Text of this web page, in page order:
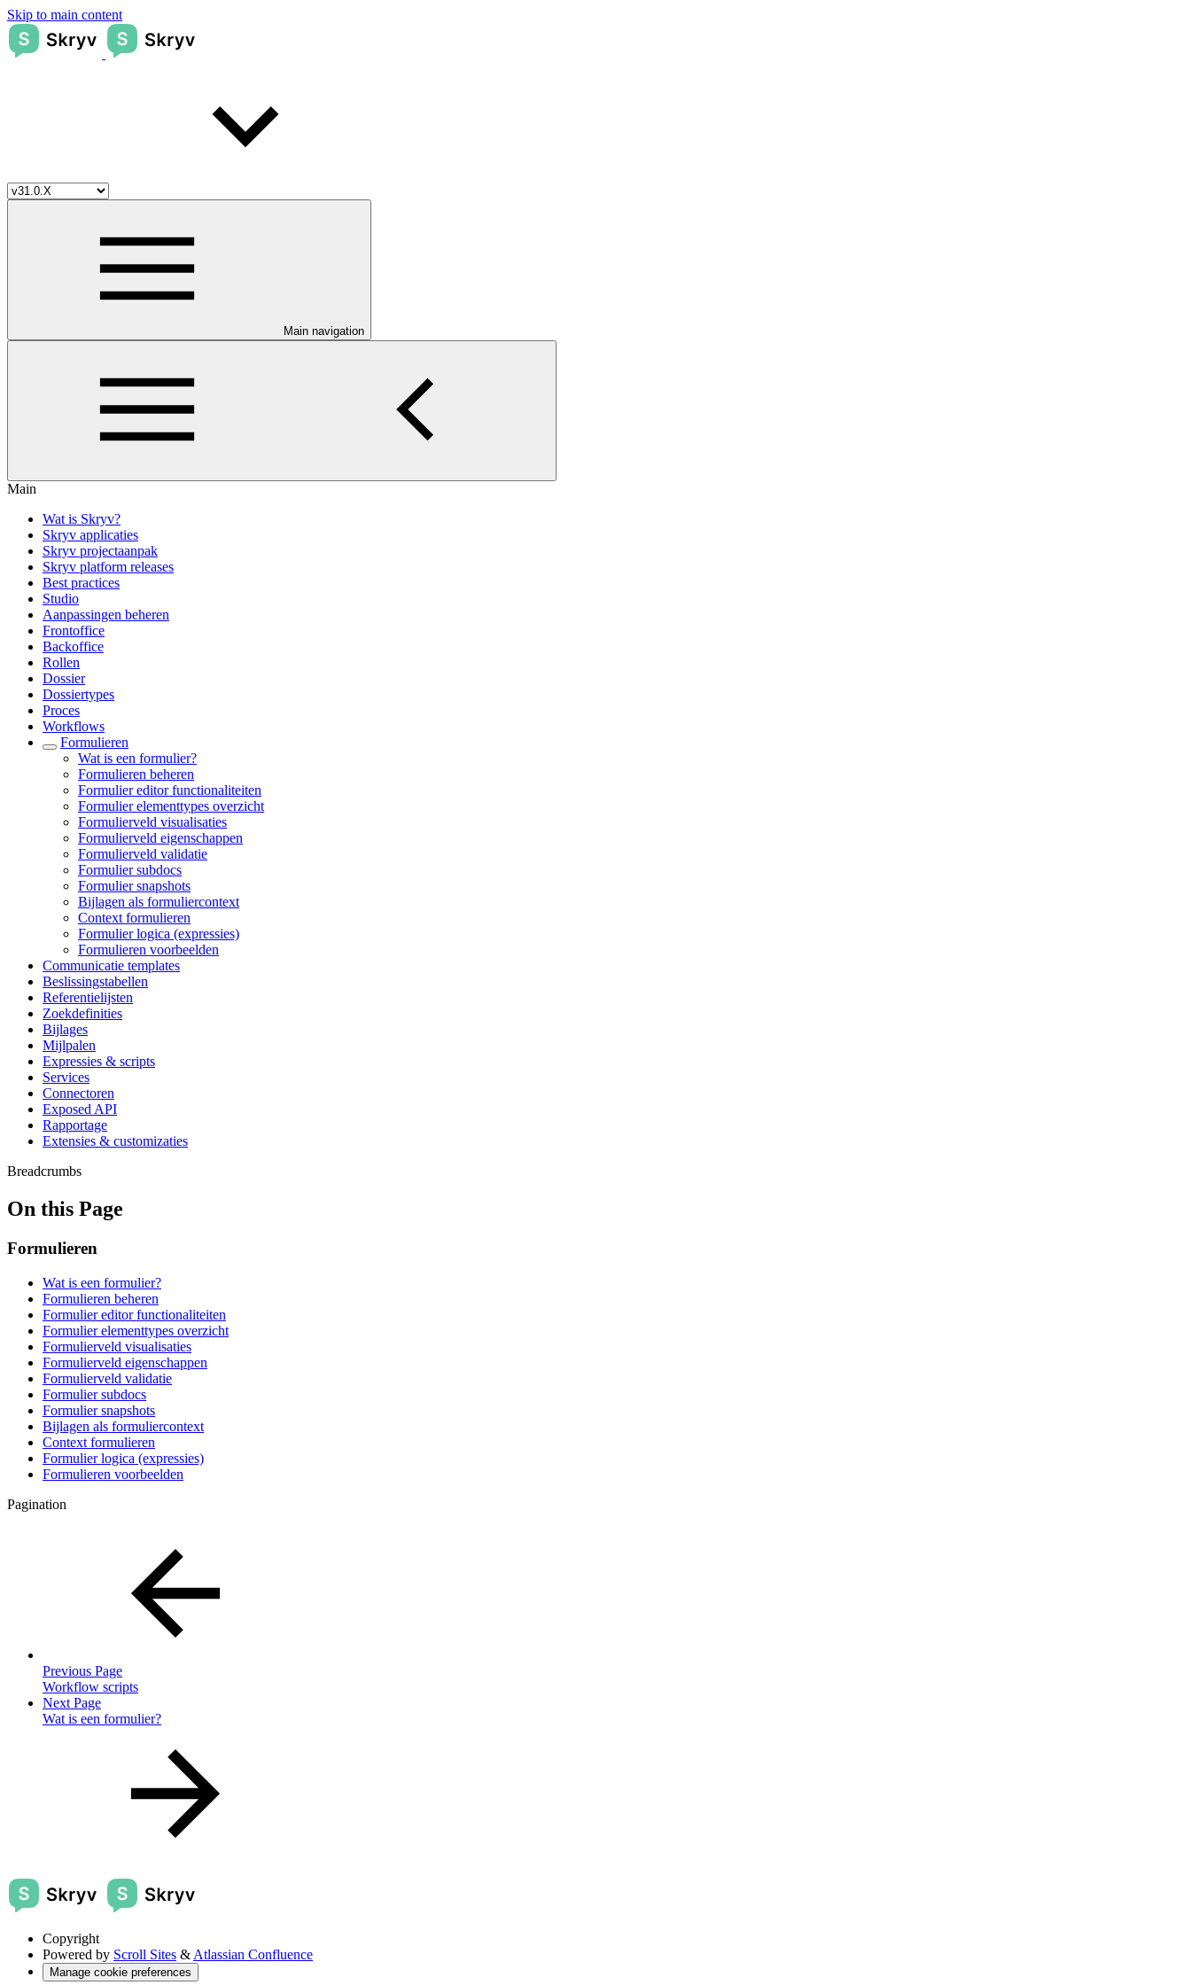
Skip to main content
Main navigation
Main
Wat is Skryv?
Skryv applicaties
Skryv projectaanpak
Skryv platform releases
Best practices
Studio
Aanpassingen beheren
Frontoffice
Backoffice
Rollen
Dossier
Dossiertypes
Proces
Workflows
Formulieren
Wat is een formulier?
Formulieren beheren
Formulier editor functionaliteiten
Formulier elementtypes overzicht
Formulierveld visualisaties
Formulierveld eigenschappen
Formulierveld validatie
Formulier subdocs
Formulier snapshots
Bijlagen als formuliercontext
Context formulieren
Formulier logica (expressies)
Formulieren voorbeelden
Communicatie templates
Beslissingstabellen
Referentielijsten
Zoekdefinities
Bijlages
Mijlpalen
Expressies & scripts
Services
Connectoren
Exposed API
Rapportage
Extensies & customizaties
Breadcrumbs
On this Page
Formulieren
Wat is een formulier?
Formulieren beheren
Formulier editor functionaliteiten
Formulier elementtypes overzicht
Formulierveld visualisaties
Formulierveld eigenschappen
Formulierveld validatie
Formulier subdocs
Formulier snapshots
Bijlagen als formuliercontext
Context formulieren
Formulier logica (expressies)
Formulieren voorbeelden
Pagination
Previous Page
Workflow scripts
Next Page
Wat is een formulier?
Copyright
Powered by Scroll Sites & Atlassian Confluence
Manage cookie preferences